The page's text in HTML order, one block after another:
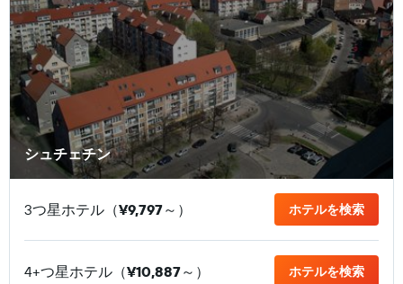
シュチェチン
3つ星ホテル（¥9,797​～） ホテルを検索
4+つ星ホテル（¥10,887​～） ホテルを検索